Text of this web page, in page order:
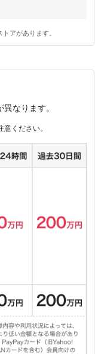
アがあります。
なります。
ください。